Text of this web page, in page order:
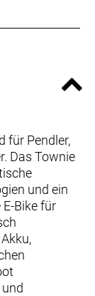
für Pendler,
Das Townie
und ein
Bike für